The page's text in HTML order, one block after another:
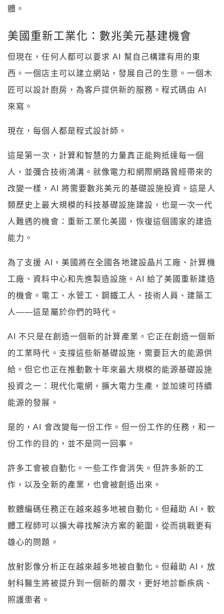
體。
美國重新工業化：數兆美元基建機會
但現在，任何人都可以要求 AI 幫自己構建有用的東
西。一個店主可以建立網站，發展自己的生意。一個木
匠可以設計廚房，為客戶提供新的服務。程式碼由 AI
來寫。
現在，每個人都是程式設計師。
這是第一次，計算和智慧的力量真正能夠抵達每一個
人，並彌合技術鴻溝。就像電力和網際網路曾經帶來的
改變一樣，AI 將需要數兆美元的基礎設施投資。這是人
類歷史上最大規模的科技基礎設施建設，也是一次一代
人難遇的機會：重新工業化美國，恢復這個國家的建造
能力。
為了支援 AI，美國將在全國各地建設晶片工廠、計算機
工廠、資料中心和先進製造設施。AI 給了美國重新建造
的機會。電工、水管工、鋼鐵工人、技術人員、建築工
人——這是屬於你們的時代。
AI 不只是在創造一個新的計算產業。它正在創造一個新
的工業時代。支撐這些新基礎設施，需要巨大的能源供
給。但它也正在推動數十年來最大規模的能源基礎設施
投資之一：現代化電網，擴大電力生產，並加速可持續
能源的發展。
是的，AI 會改變每一份工作。但一份工作的任務，和一
份工作的目的，並不是同一回事。
許多工會被自動化。一些工作會消失。但許多新的工
作，以及全新的產業，也會被創造出來。
軟體編碼任務正在越來越多地被自動化。但藉助 AI，軟
體工程師可以擴大尋找解決方案的範圍，從而挑戰更有
雄心的問題。
放射影像分析正在越來越多地被自動化。但藉助 AI，放
射科醫生將被提升到一個新的層次，更好地診斷疾病、
照護患者。